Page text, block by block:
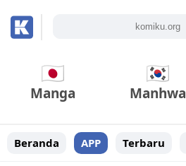
Manga Manhwa
Beranda APP Terbaru